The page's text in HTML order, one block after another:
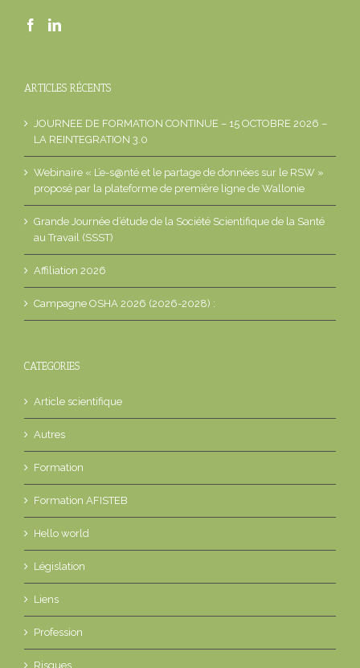
ARTICLES RÉCENTS
JOURNEE DE FORMATION CONTINUE – 15 OCTOBRE 2026 –
LA REINTEGRATION 3.0
Webinaire « L’e-s@nté et le partage de données sur le RSW »
proposé par la plateforme de première ligne de Wallonie
Grande Journée d’étude de la Société Scientifique de la Santé
au Travail (SSST)
Affiliation 2026
Campagne OSHA 2026 (2026-2028) :
CATEGORIES
Article scientifique
Autres
Formation
Formation AFISTEB
Hello world
Législation
Liens
Profession
Risques